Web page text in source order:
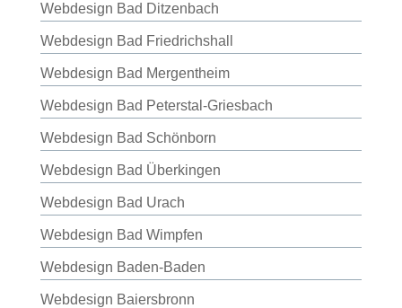
Webdesign Bad Ditzenbach
Webdesign Bad Friedrichshall
Webdesign Bad Mergentheim
Webdesign Bad Peterstal-Griesbach
Webdesign Bad Schönborn
Webdesign Bad Überkingen
Webdesign Bad Urach
Webdesign Bad Wimpfen
Webdesign Baden-Baden
Webdesign Baiersbronn